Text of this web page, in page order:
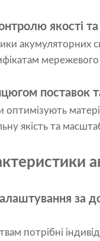
якості
акумуляторних
поставок
оптимізують
якість та
за
потрібні